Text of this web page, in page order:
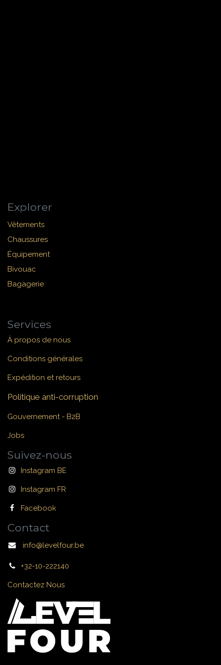
Explorer
Vêtements
Chaussures
Équipement
Bivouac
Bagagerie
Services
À propos de nous
Conditions générales
Expédition et retours
Politique anti-corruption
Gouvernement - B2B
Jobs
Suivez-nous
Instagram BE
Instagram FR
Facebook
Contact
info@levelfour.be
+32-10-222140
Contactez Nous